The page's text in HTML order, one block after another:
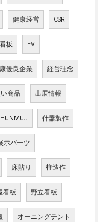
健康経営 CSR
看板 EV
優良企業 経営理念
商品 出展情報
HUNMUJ 什器製作
示パーツ
床貼り 柱造作
看板 野立看板
オーニングテント